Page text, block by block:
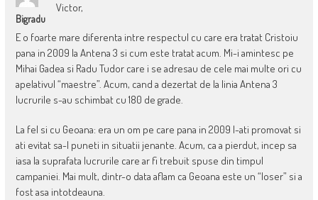
Bigradu
Victor,
E o foarte mare diferenta intre respectul cu care era tratat Cristoiu
pana in 2009 la Antena 3 si cum este tratat acum. Mi-i amintesc pe
Mihai Gadea si Radu Tudor care i se adresau de cele mai multe ori cu
apelativul “maestre”. Acum, cand a dezertat de la linia Antena 3
lucrurile s-au schimbat cu 180 de grade.
La fel si cu Geoana: era un om pe care pana in 2009 l-ati promovat si
ati evitat sa-l puneti in situatii jenante. Acum, ca a pierdut, incep sa
iasa la suprafata lucrurile care ar fi trebuit spuse din timpul
campaniei. Mai mult, dintr-o data aflam ca Geoana este un “loser” si a
fost asa intotdeauna.